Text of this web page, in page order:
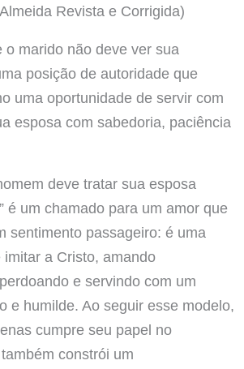
Revista e Corrigida)
o marido não deve ver sua
posição de autoridade que
uma oportunidade de servir com
esposa com sabedoria, paciência
deve tratar sua esposa
é um chamado para um amor que
sentimento passageiro: é uma
a Cristo, amando
e servindo com um
e humilde. Ao seguir esse modelo,
cumpre seu papel no
constrói um